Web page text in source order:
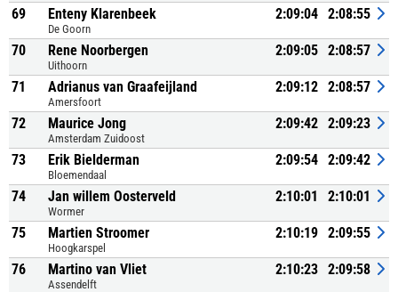
69 Enteny Klarenbeek
De Goorn
2:09:04 2:08:55
70 Rene Noorbergen
Uithoorn
2:09:05 2:08:57
71 Adrianus van Graafeijland
Amersfoort
2:09:12 2:08:57
72 Maurice Jong
Amsterdam Zuidoost
2:09:42 2:09:23
73 Erik Bielderman
Bloemendaal
2:09:54 2:09:42
74 Jan willem Oosterveld
Wormer
2:10:01 2:10:01
75 Martien Stroomer
Hoogkarspel
2:10:19 2:09:55
76 Martino van Vliet
Assendelft
2:10:23 2:09:58